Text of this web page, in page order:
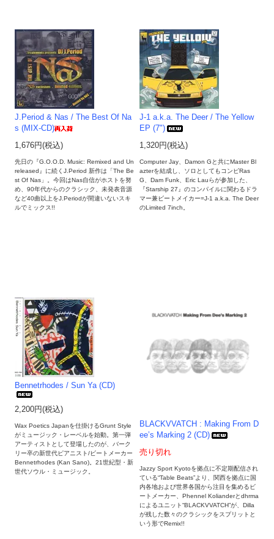
J.Period & Nas / The Best Of Na
s (MIX-CD)
1,676円(税込)
先日の『G.O.O.D. Music: Remixed and Un
released』に続くJ.Period 新作は「The Be
st Of Nas」。今回はNas自信がホストを努
め、90年代からのクラシック、未発表音源
など40曲以上をJ.Periodが間違いないスキ
ルでミックス!!
J-1 a.k.a. The Deer / The Yellow
EP (7")
1,320円(税込)
Computer Jay、Damon Gと共にMaster Bl
azterを結成し、ソロとしてもコンピRas
G、Dam Funk、Eric Lauらが参加した、
『Starship 27』のコンパイルに関わるドラ
マー兼ビートメイカー=J-1 a.k.a. The Deer
のLimited 7inch。
Bennetrhodes / Sun Ya (CD)
2,200円(税込)
Wax Poetics Japanを仕掛けるGrunt Style
がミュージック・レーベルを始動。第一弾
アーティストとして登場したのが、バーク
リー卒の新世代ピアニスト/ビートメーカー
Bennetrhodes (Kan Sano)。21世紀型・新
世代ソウル・ミュージック。
BLACKVVATCH : Making From D
ee’s Marking 2 (CD)
売り切れ
Jazzy Sport Kyotoを拠点に不定期配信され
ている“Table Beats”より、関西を拠点に国
内各地および世界各国から注目を集めるビ
ートメーカー、Phennel Kolianderとdhrma
によるユニット“BLACKVVATCH”が、Dilla
が残した数々のクラシックをスプリットと
いう形でRemix!!